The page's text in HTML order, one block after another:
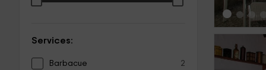
Services:
Barbacue 2